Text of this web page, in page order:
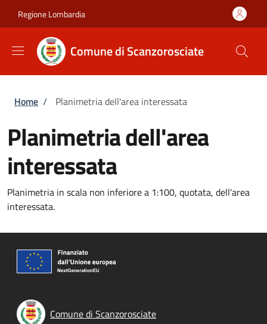
Regione Lombardia
Comune di Scanzorosciate
Briciole di pane
Home / Planimetria dell'area interessata
Planimetria dell'area
interessata
Planimetria in scala non inferiore a 1:100, quotata, dell'area
interessata.
Comune di Scanzorosciate